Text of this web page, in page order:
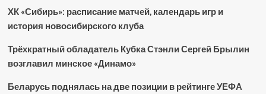
ХК «Сибирь»: расписание матчей, календарь игр и
история новосибирского клуба
Трёхкратный обладатель Кубка Стэнли Сергей Брылин
возглавил минское «Динамо»
Беларусь поднялась на две позиции в рейтинге УЕФА